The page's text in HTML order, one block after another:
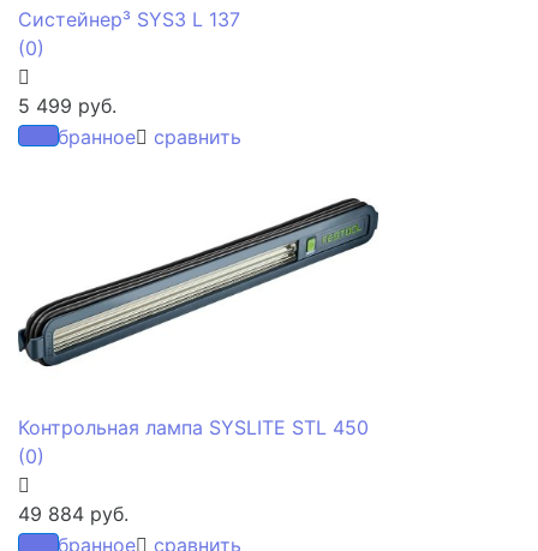
избранное сравнить
Систейнер³ SYS3 L 137
(0)
5 499 руб.
избранное сравнить
Контрольная лампа SYSLITE STL 450
(0)
49 884 руб.